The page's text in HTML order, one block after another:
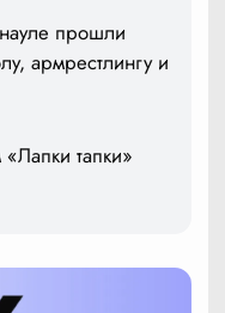
прошли
армрестлингу и
тапки»